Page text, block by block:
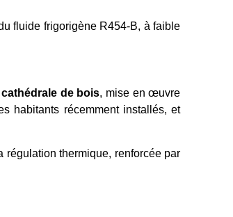
fluide frigorigène R454-B, à faible
de bois, mise en œuvre
habitants récemment installés, et
régulation thermique, renforcée par